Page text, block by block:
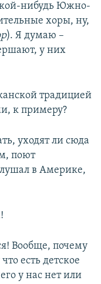
нибудь Южно-
хоры, ну,
). Я думаю –
у них
традицией
к примеру?
уходят ли сюда
поют
в Америке,
Вообще, почему
есть детское
у нас нет или